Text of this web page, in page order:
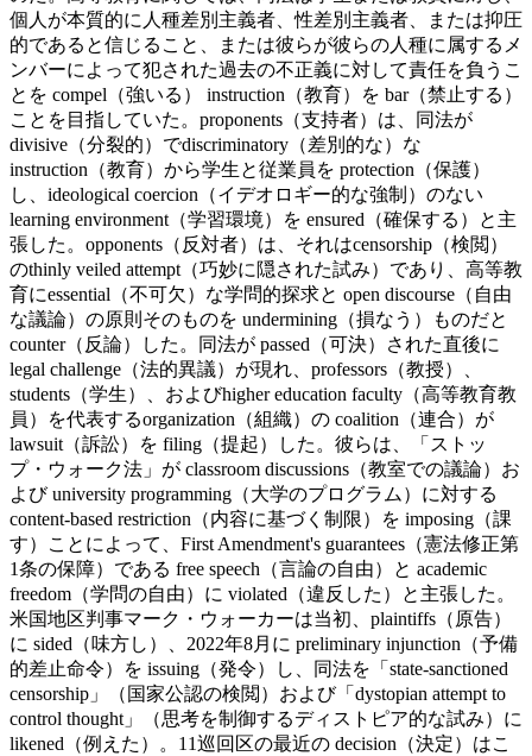
個人が本質的に人種差別主義者、性差別主義者、または抑圧
的であると信じること、または彼らが彼らの人種に属するメ
ンバーによって犯された過去の不正義に対して責任を負うこ
とを compel（強いる） instruction（教育）を bar（禁止する）
ことを目指していた。proponents（支持者）は、同法が
divisive（分裂的）でdiscriminatory（差別的な）な
instruction（教育）から学生と従業員を protection（保護）
し、ideological coercion（イデオロギー的な強制）のない
learning environment（学習環境）を ensured（確保する）と主
張した。opponents（反対者）は、それはcensorship（検閲）
のthinly veiled attempt（巧妙に隠された試み）であり、高等教
育にessential（不可欠）な学問的探求と open discourse（自由
な議論）の原則そのものを undermining（損なう）ものだと
counter（反論）した。
同法が passed（可決）された直後に
legal challenge（法的異議）が現れ、professors（教授）、
students（学生）、およびhigher education faculty（高等教育教
員）を代表するorganization（組織）の coalition（連合）が
lawsuit（訴訟）を filing（提起）した。彼らは、「ストッ
プ・ウォーク法」が classroom discussions（教室での議論）お
よび university programming（大学のプログラム）に対する
content-based restriction（内容に基づく制限）を imposing（課
す）ことによって、First Amendment's guarantees（憲法修正第
1条の保障）である free speech（言論の自由）と academic
freedom（学問の自由）に violated（違反した）と主張した。
米国地区判事マーク・ウォーカーは当初、plaintiffs（原告）
に sided（味方し）、2022年8月に preliminary injunction（予備
的差止命令）を issuing（発令）し、同法を「state-sanctioned
censorship」（国家公認の検閲）および「dystopian attempt to
control thought」（思考を制御するディストピア的な試み）に
likened（例えた）。11巡回区の最近の decision（決定）はこ